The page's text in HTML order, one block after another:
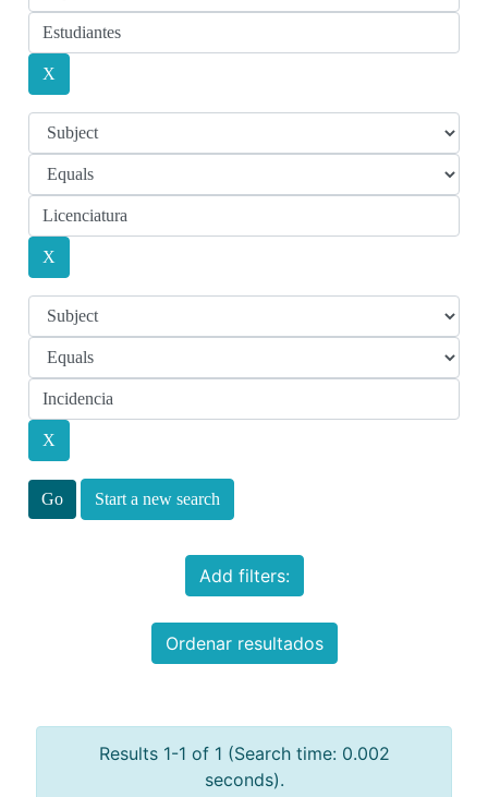
Start a new search
Add filters:
Ordenar resultados
Results 1-1 of 1 (Search time: 0.002
seconds).